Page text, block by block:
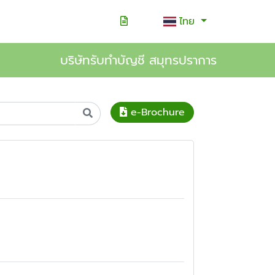
ไทย
บริษัทรับทำบัญชี สมุทรปราการ
e-Brochure